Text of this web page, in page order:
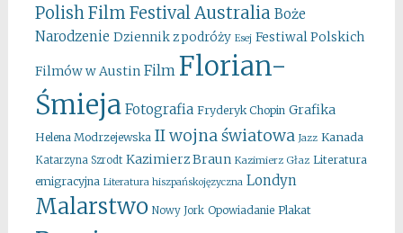
Polish Film FestivalAustralia Boże
Narodzenie Dziennik z podróży Esej Festiwal Polskich
Filmów w Austin Film Florian-
Śmieja Fotografia Fryderyk Chopin Grafika
Helena Modrzejewska II wojna światowa Jazz Kanada
Katarzyna Szrodt Kazimierz Braun Kazimierz Głaz Literatura
emigracyjna Literatura hiszpańskojęzyczna Londyn
Malarstwo Nowy Jork Opowiadanie Plakat